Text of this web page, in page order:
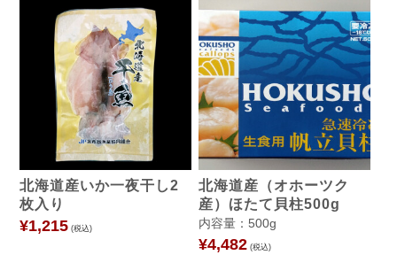
北海道産いか一夜干し2
枚入り
¥1,215 (税込)
北海道産（オホーツク
産）ほたて貝柱500g
内容量：500g
¥4,482 (税込)